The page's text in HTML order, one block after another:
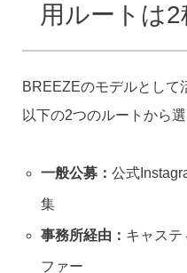
用ルートは2
BREEZEのモデルとして
以下の2つのルートから選
一般公募： 公式
集
事務所経由： キャステ
ファー